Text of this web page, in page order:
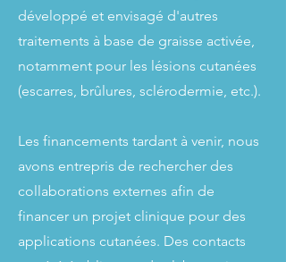
développé et envisagé d'autres
traitements à base de graisse activée,
notamment pour les lésions cutanées
(escarres, brûlures, sclérodermie, etc.).
Les financements tardant à venir, nous
avons entrepris de rechercher des
collaborations externes afin de
financer un projet clinique pour des
applications cutanées. Des contacts